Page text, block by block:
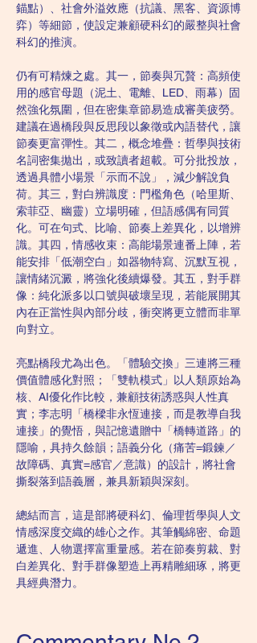
錨點）、社會外溢效應（抗議、黑客、資源博
弈）等細節，使設定兼顧硬科幻的嚴整與社會
科幻的推演。
仍有可精煉之處。其一，節奏與冗贅：高頻使
用的感官母題（泥土、電離、LED、雨幕）固
然強化氛圍，但在密集章節易造成審美疲勞。
建議在過橋段與反思段以象徵或內語替代，讓
節奏更富彈性。其二，概念堆疊：哲學與技術
名詞密集拋出，或致讀者超載。可分批投放，
透過具體小場景「示而不說」，減少解說負
荷。其三，對白辨識度：門檻角色（哈里斯、
索菲亞、幽靈）立場明確，但語感偶有同質
化。可在句式、比喻、節奏上差異化，以增辨
識。其四，情感收束：高能場景連番上陣，若
能安排「低潮空白」如器物特寫、沉默互視，
讓情緒沉澱，將強化後續爆發。其五，對手群
像：純化派多以口號與破壞呈現，若能展開其
內在正當性與內部分歧，衝突將更立體而非單
向對立。
亮點橋段尤為出色。「體驗交換」三連將三種
價值體感化對照；「雙軌模式」以人類原始為
核、AI優化作比較，兼顧技術誘惑與人性真
實；李志明「橋樑非永恆連接，而是教導自我
連接」的覺悟，與記憶遺贈中「橋轉道路」的
隱喻，具持久餘韻；語義分化（痛苦=鍛鍊／
故障碼、真實=感官／意識）的設計，將社會
撕裂落到語義層，兼具新穎與深刻。
總結而言，這是部將硬科幻、倫理哲學與人文
情感深度交織的雄心之作。其筆觸綿密、命題
遞進、人物選擇富重量感。若在節奏剪裁、對
白差異化、對手群像塑造上再精雕細琢，將更
具經典潛力。